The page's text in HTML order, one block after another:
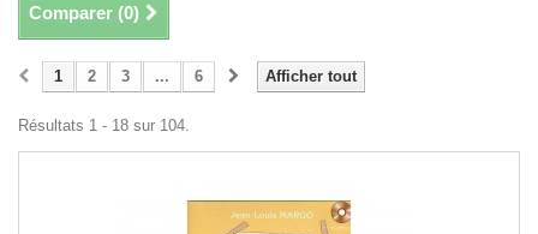
Comparer (0)
Afficher tout
1 2 3 ... 6
Résultats 1 - 18 sur 104.